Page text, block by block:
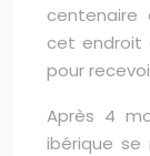
centenaire
cet endroit
pour
Après 4
ibérique se